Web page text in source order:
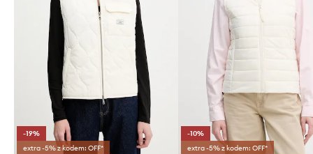
-19%
extra -5% z kodem: OFF*
-10%
extra -5% z kodem: OFF*